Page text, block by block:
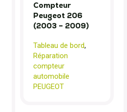
Compteur
Peugeot 206
(2003 – 2009)
Tableau de bord,
Réparation
compteur
automobile
PEUGEOT